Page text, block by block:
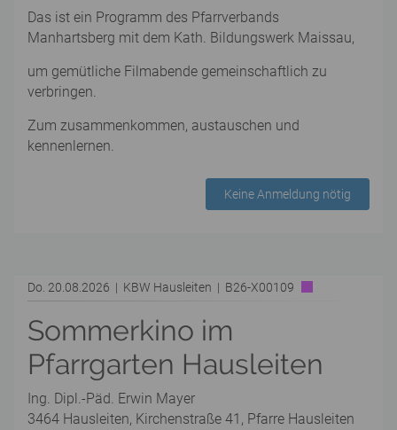
Das ist ein Programm des Pfarrverbands
Manhartsberg mit dem Kath. Bildungswerk Maissau,
um gemütliche Filmabende gemeinschaftlich zu
verbringen.
Zum zusammenkommen, austauschen und
kennenlernen.
Keine Anmeldung nötig
Do. 20.08.2026 | KBW Hausleiten | B26-X00109
Sommerkino im
Pfarrgarten Hausleiten
Ing. Dipl.-Päd. Erwin Mayer
3464 Hausleiten, Kirchenstraße 41, Pfarre Hausleiten